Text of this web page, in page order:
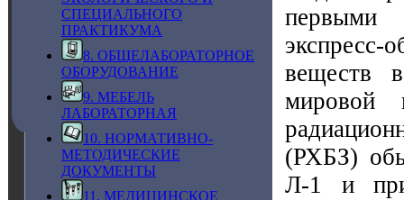
СПЕЦИАЛЬНОГО
ПРАКТИКУМА
8. ОБЩЕЛАБОРАТОРНОЕ
ОБОРУДОВАНИЕ
9. МЕБЕЛЬ
ЛАБОРАТОРНАЯ
10. НОРМАТИВНО-
МЕТОДИЧЕСКИЕ
ДОКУМЕНТЫ
11. МЕДИЦИНСКОЕ
первыми
веществ
мировой
(РХБЗ)
Л-1 и